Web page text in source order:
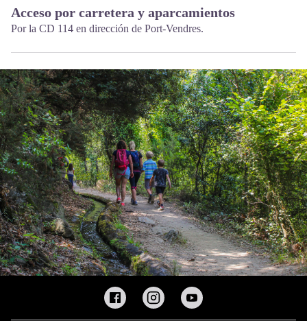
Acceso por carretera y aparcamientos
Por la CD 114 en dirección de Port-Vendres.